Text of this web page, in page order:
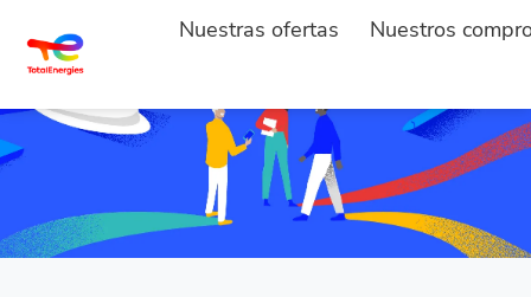
Nuestras ofertas Nuestros